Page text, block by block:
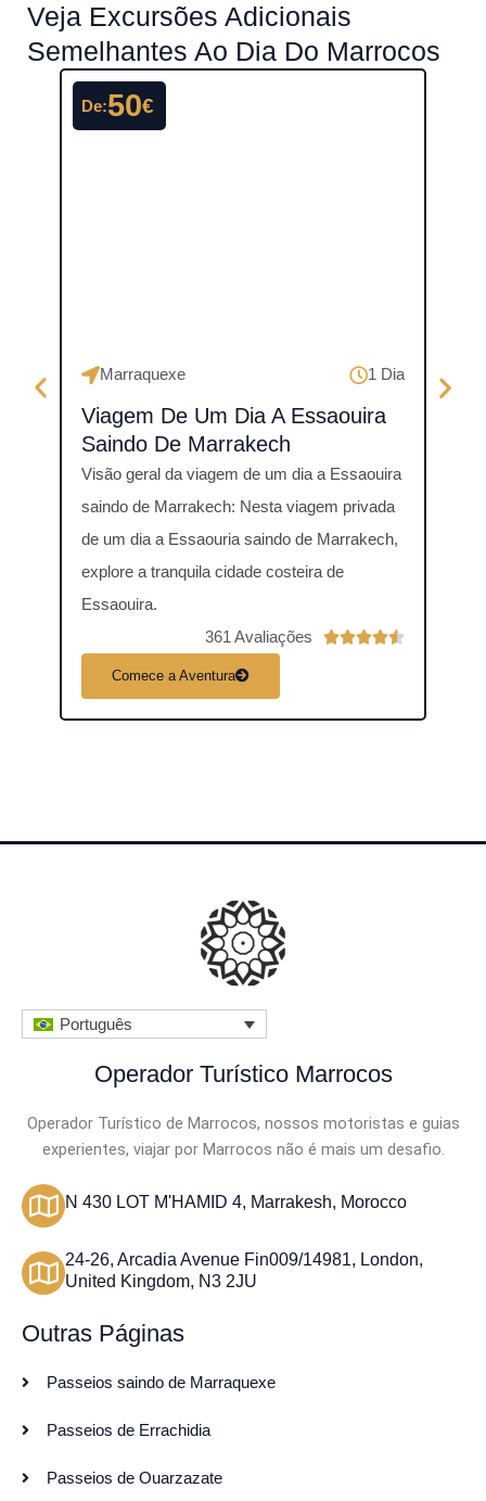
Veja Excursões Adicionais
Semelhantes Ao Dia Do Marrocos
De:50€
Marraquexe 1 Dia
Viagem De Um Dia A Essaouira
Saindo De Marrakech
Visão geral da viagem de um dia a Essaouira
saindo de Marrakech: Nesta viagem privada
de um dia a Essaouria saindo de Marrakech,
explore a tranquila cidade costeira de
Essaouira.
361 Avaliações

o
4
d
Comece a Aventura
Português
Operador Turístico Marrocos
Operador Turístico de Marrocos, nossos motoristas e guias
experientes, viajar por Marrocos não é mais um desafio.
N 430 LOT M'HAMID 4, Marrakesh, Morocco
24-26, Arcadia Avenue Fin009/14981, London,
United Kingdom, N3 2JU
Outras Páginas
Passeios saindo de Marraquexe
Passeios de Errachidia
Passeios de Ouarzazate